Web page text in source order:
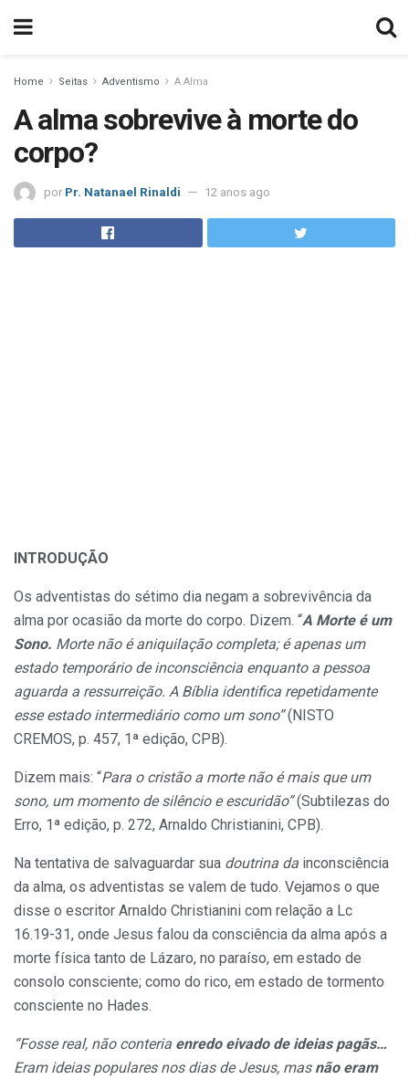
Home Seitas Adventismo A Alma
A alma sobrevive à morte do
corpo?
por Pr. Natanael Rinaldi 12 anos ago
INTRODUÇÃO
Os adventistas do sétimo dia negam a sobrevivência da
alma por ocasião da morte do corpo. Dizem. “A Morte é um
Sono. Morte não é aniquilação completa; é apenas um
estado temporário de inconsciência enquanto a pessoa
aguarda a ressurreição. A Bíblia identifica repetidamente
esse estado intermediário como um sono”(NISTO
CREMOS, p. 457, 1ª edição, CPB).
Dizem mais: “Para o cristão a morte não é mais que um
sono, um momento de silêncio e escuridão”(Subtilezas do
Erro, 1ª edição, p. 272, Arnaldo Christianini, CPB).
Na tentativa de salvaguardar sua doutrina da inconsciência
da alma, os adventistas se valem de tudo. Vejamos o que
disse o escritor Arnaldo Christianini com relação a Lc
16.19-31, onde Jesus falou da consciência da alma após a
morte física tanto de Lázaro, no paraíso, em estado de
consolo consciente; como do rico, em estado de tormento
consciente no Hades.
“Fosse real, não conteria enredo eivado de ideias pagãs…
Eram ideias populares nos dias de Jesus, mas não eram